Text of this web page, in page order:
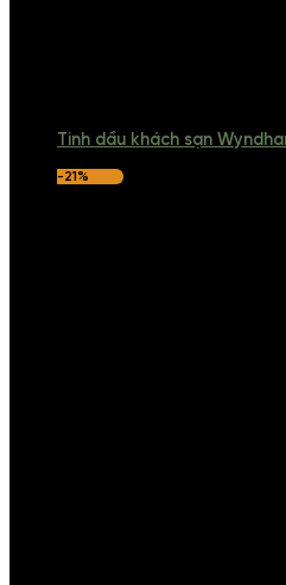
Tinh dầu khách sạn
-21%